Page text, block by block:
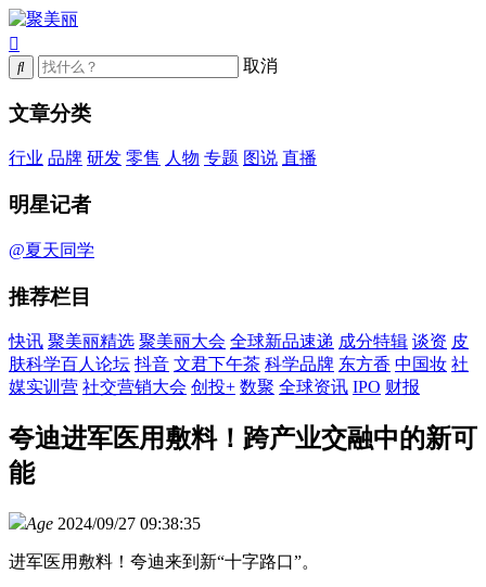
取消
文章分类
行业 品牌 研发 零售 人物 专题 图说 直播
明星记者
@夏天同学
推荐栏目
快讯 聚美丽精选 聚美丽大会 全球新品速递 成分特辑 谈资 皮
肤科学百人论坛 抖音 文君下午茶 科学品牌 东方香 中国妆 社
媒实训营 社交营销大会 创投+ 数聚 全球资讯 IPO 财报
夸迪进军医用敷料！跨产业交融中的新可
能
Age 2024/09/27 09:38:35
进军医用敷料！夸迪来到新“十字路口”。